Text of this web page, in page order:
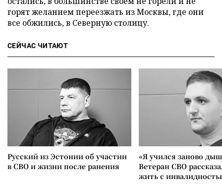
горят желанием переезжать из Москвы, где они
все обжились, в Северную столицу.
СЕЙЧАС ЧИТАЮТ
Русский из Эстонии об участии
в СВО и жизни после ранения
«Я учился заново
Ветеран СВО
жить с